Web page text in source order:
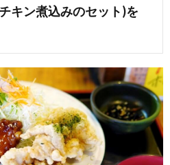
キン煮込みのセット)を